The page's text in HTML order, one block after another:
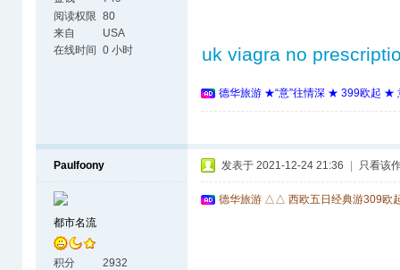
阅读权限 80
来自
USA
在线时间
0 小时 uk viagra no
德华旅游 ★“意”往情深 ★ 399欧起 ★
Paulfoony
都市名流
积分
2932
发表于 2021-12-24 21:36 只看该
德华旅游 △△ 西欧五日经典游309欧